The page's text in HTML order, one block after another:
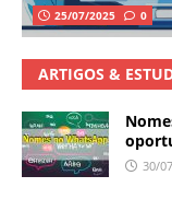
25/07/2025 0
ARTIGOS &
30/